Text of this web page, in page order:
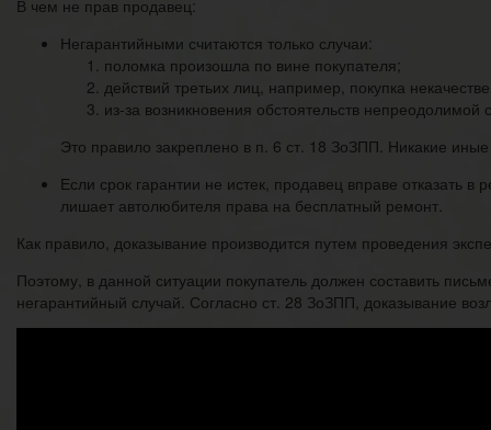
В чем не прав продавец:
Негарантийными считаются только случаи:
поломка произошла по вине покупателя;
действий третьих лиц, например, покупка
из-за возникновения обстоятельств
Это правило закреплено в п. 6 ст. 18 ЗоЗПП. Никакие
Если срок гарантии не истек, продавец вправе отказать
лишает автолюбителя права на бесплатный ремонт.
Как правило, доказывание производится путем проведения
Поэтому, в данной ситуации покупатель должен составить
негарантийный случай. Согласно ст. 28 ЗоЗПП, доказывание